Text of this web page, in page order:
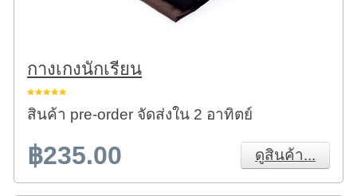
กางเกงนักเรียน
สินค้า pre-order จัดส่งใน 2 อาทิตย์
฿235.00 ดูสินค้า...